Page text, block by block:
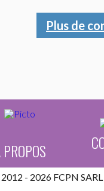
Plus de
- 2026 FCPN SARL